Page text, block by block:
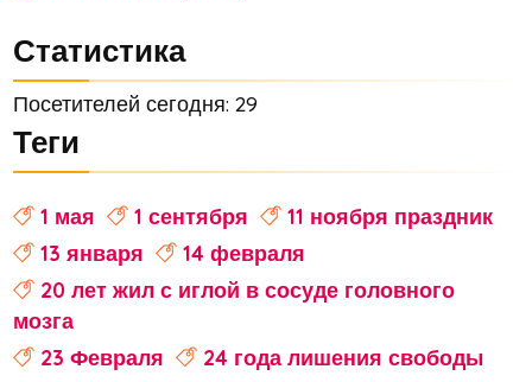
Статистика
Посетителей сегодня: 29
Теги
1 мая 1 сентября
11 ноября праздник
13 января
14 февраля
20 лет жил с иглой в сосуде головного
мозга
23 Февраля
24 года лишения свободы